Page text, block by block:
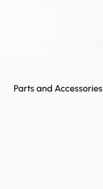
Parts and Accessories